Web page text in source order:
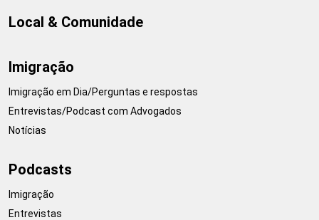
Local & Comunidade
Imigração
Imigração em Dia/Perguntas e respostas
Entrevistas/Podcast com Advogados
Notícias
Podcasts
Imigração
Entrevistas